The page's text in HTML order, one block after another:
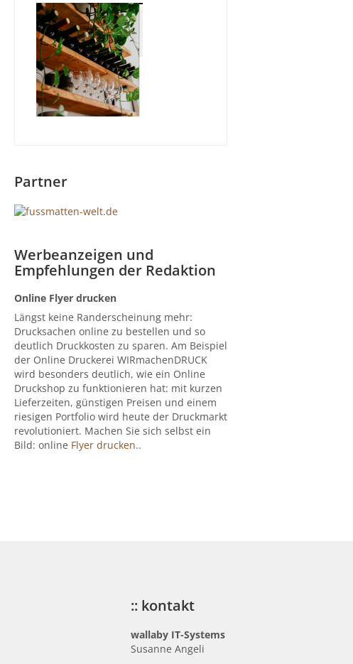
Partner
Werbeanzeigen und
Empfehlungen der Redaktion
Online Flyer drucken
Längst keine Randerscheinung mehr:
Drucksachen online zu bestellen und so
deutlich Druckkosten zu sparen. Am Beispiel
der Online Druckerei WIRmachenDRUCK
wird besonders deutlich, wie ein Online
Druckshop zu funktionieren hat: mit kurzen
Lieferzeiten, günstigen Preisen und einem
riesigen Portfolio wird heute der Druckmarkt
revolutioniert. Machen Sie sich selbst ein
Bild: online Flyer drucken..
:: kontakt
wallaby IT-Systems
Susanne Angeli